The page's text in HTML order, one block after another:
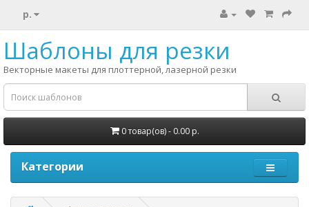
р.
Шаблоны для резки
Векторные макеты для плоттерной, лазерной резки
0 товар(ов) - 0.00 р.
Категории